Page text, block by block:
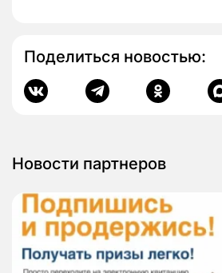
Поделиться новостью:
Новости партнеров